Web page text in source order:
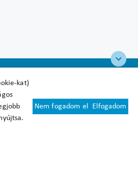
kat)
Nem fogadom el Elfogadom
feltételek